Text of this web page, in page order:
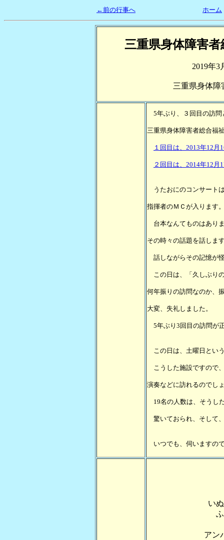
←前の行事へ ホーム
三重県身体障害
2019年
三重県身体障
5年ぶり、３回目の訪問
三重県身体障害者総合福
１回目は、2013年12月
２回目は、2014年12月
うたおにのコンサート
指揮者のＭＣが入ります
台本なんてものはあり
その時々の話題を話しま
話しながらその記憶が
この日は、「久しぶり
何年振りの訪問なのか、
大変、失礼しました。
5年ぶり3回目の訪問が
この日は、土曜日とい
こうした施設ですので
演奏などに訪れるのでし
19名の人数は、そうし
驚いておられ、そして
いつでも、伺いますの
い
アン